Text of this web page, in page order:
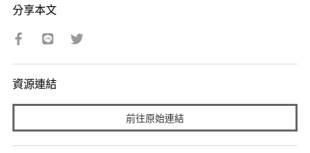
分享本文
資源連結
前往原始連結